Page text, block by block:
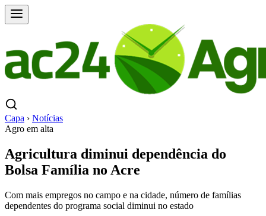
Capa › Notícias
Agro em alta
Agricultura diminui dependência do
Bolsa Família no Acre
Com mais empregos no campo e na cidade, número de famílias
dependentes do programa social diminui no estado